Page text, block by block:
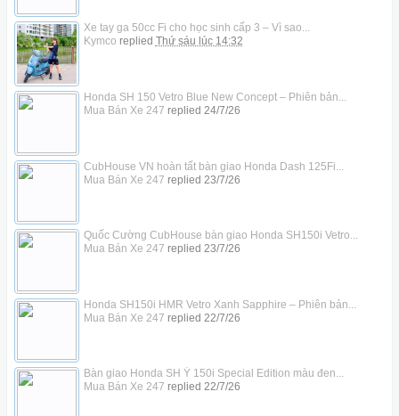
Xe tay ga 50cc Fi cho học sinh cấp 3 – Vì sao...
Kymco replied Thứ sáu lúc 14:32
Honda SH 150 Vetro Blue New Concept – Phiên bản...
Mua Bán Xe 247 replied 24/7/26
CubHouse VN hoàn tất bàn giao Honda Dash 125Fi...
Mua Bán Xe 247 replied 23/7/26
Quốc Cường CubHouse bàn giao Honda SH150i Vetro...
Mua Bán Xe 247 replied 23/7/26
Honda SH150i HMR Vetro Xanh Sapphire – Phiên bản...
Mua Bán Xe 247 replied 22/7/26
Bàn giao Honda SH Ý 150i Special Edition màu đen...
Mua Bán Xe 247 replied 22/7/26